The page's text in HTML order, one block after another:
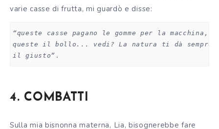
varie casse di frutta, mi guardò e disse:
“queste casse pagano le gomme per la
queste il bollo... vedi? La natura ti dà sempre,
il giusto” .
4. COMBATTI
Sulla mia bisnonna materna, Lia, bisognerebbe fare